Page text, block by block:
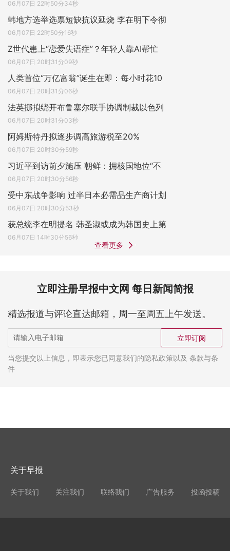
06月07日 22时50分34秒
韩地方选举选票短缺抗议延烧 李在明下令彻
06月07日 22时50分16秒
Z世代患上“恋爱失语症”？年轻人靠AI帮忙
06月07日 20时31分09秒
人类首位“万亿富翁”诞生在即：每小时花10
06月07日 20时31分06秒
法英挪拟绕开布鲁塞尔联手协调制裁以色列
06月07日 20时31分03秒
阿姆斯特丹拟逐步调高旅游税至20%
06月07日 20时30分59秒
习近平到访前夕施压 朝鲜：拥核国地位“不
06月07日 20时30分56秒
受中东战争影响 过半日本必需品生产商计划
06月07日 20时30分53秒
获总统李在明提名 韩圣淑或成为韩国史上第
06月07日 14时30分56秒
查看更多
立即注册早报中文网 每日新闻简报
精选报道与评论直达邮箱，周一至周五上午发送。
立即订阅
当您提交以上信息，即表示您已同意我们的隐私政策以及 条款与条
件
关于早报
关于我们 关注我们 联络我们 广告服务 投函投稿